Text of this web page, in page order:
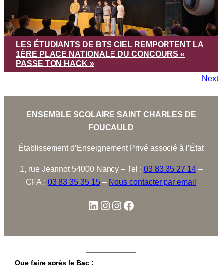
LES ÉTUDIANTS DE BTS CIEL REMPORTENT LA
1ÈRE PLACE NATIONALE DU CONCOURS «
PASSE TON HACK »
Next
ENSEMBLE SCOLAIRE SAINT CHARLES DE
FOUCAULD
Établissement d’Enseignement Privé associé à l’État
1, rue Jeannot 54000 Nancy – Tel : 03 83 35 27 14–
CFA : 03 83 35 35 15 – Nous contacter par email
Que faire après le Bac :